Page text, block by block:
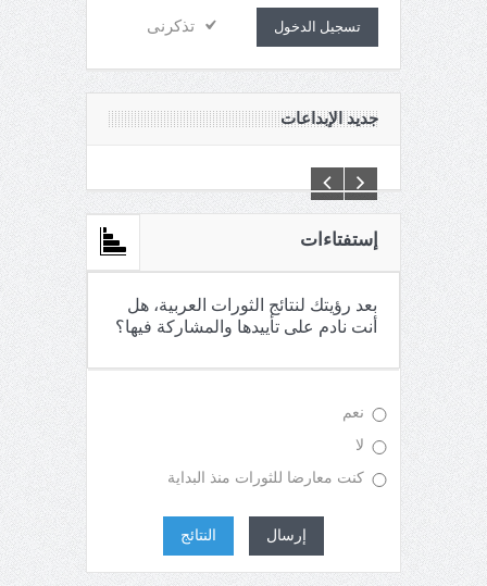
تسجيل الدخول تذكرنى
جديد الإبداعات
إستفتاءات
بعد رؤيتك لنتائج الثورات العربية، هل
أنت نادم على تأييدها والمشاركة فيها؟
نعم
لا
كنت معارضا للثورات منذ البداية
إرسال النتائج